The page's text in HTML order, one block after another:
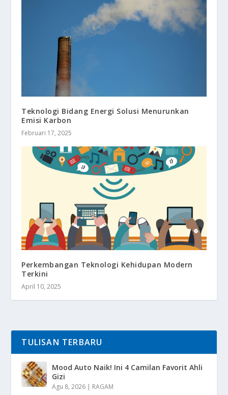
Teknologi Bidang Energi Solusi Menurunkan
Emisi Karbon
Februari 17, 2025
Perkembangan Teknologi Kehidupan Modern
Terkini
April 10, 2025
TULISAN TERBARU
Mood Auto Naik! Ini 4 Camilan Favorit Ahli
Gizi
Agu 8, 2026 | RAGAM